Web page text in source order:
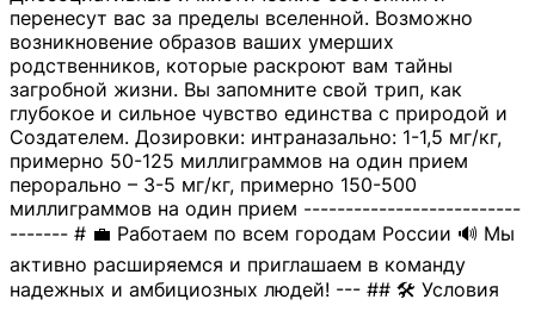
перенесут вас за пределы вселенной. Возможно
возникновение образов ваших умерших
родственников, которые раскроют вам тайны
загробной жизни. Вы запомните свой трип, как
глубокое и сильное чувство единства с природой и
Создателем. Дозировки: интраназально: 1-1,5 мг/кг,
примерно 50-125 миллиграммов на один прием
перорально – 3-5 мг/кг, примерно 150-500
миллиграммов на один прием --------------------------
------- # 💼 Работаем по всем городам России 🔊 Мы
активно расширяемся и приглашаем в команду
надежных и амбициозных людей! --- ## 🛠 Условия